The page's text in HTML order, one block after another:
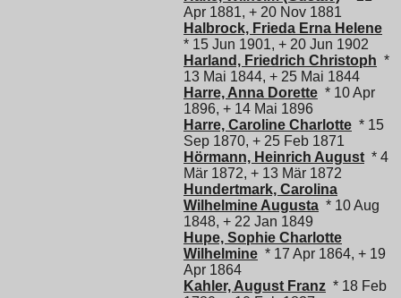
Apr 1881, + 20 Nov 1881
Halbrock, Frieda Erna Helene
* 15 Jun 1901, + 20 Jun 1902
Harland, Friedrich Christoph *
13 Mai 1844, + 25 Mai 1844
Harre, Anna Dorette * 10 Apr
1896, + 14 Mai 1896
Harre, Caroline Charlotte * 15
Sep 1870, + 25 Feb 1871
Hörmann, Heinrich August * 4
Mär 1872, + 13 Mär 1872
Hundertmark, Carolina
Wilhelmine Augusta * 10 Aug
1848, + 22 Jan 1849
Hupe, Sophie Charlotte
Wilhelmine * 17 Apr 1864, + 19
Apr 1864
Kahler, August Franz * 18 Feb